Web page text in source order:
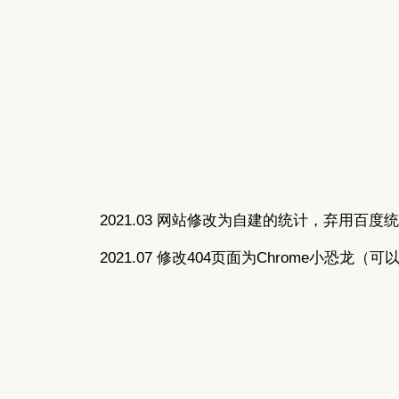
2021.03 网站修改为自建的统计，弃用百度
2021.07 修改404页面为Chrome小恐龙（可以